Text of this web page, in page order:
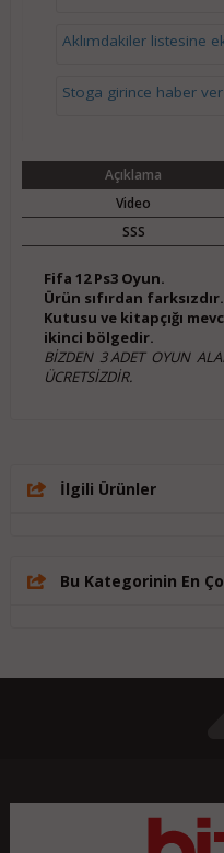
Aklımdakiler listesine
Stoga girince haber ver
Açıklama
Video
SSS
Fifa 12 Ps3 Oyun.
Ürün sıfırdan
Kutusu ve kitapçığı
ikinci bölgedir.
BİZDEN 3 ADET OYUN
ÜCRETSİZDİR.
İlgili Ürünler
Bu Kategorinin En